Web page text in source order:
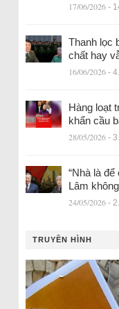
17/06/2026 -
Thanh lọc
chất hay
16/06/2026 -
Hàng loạt
khẩn cầu
28/05/2026 -
“Nhà là
Lâm
24/05/2026 -
TRUYỀN HÌNH